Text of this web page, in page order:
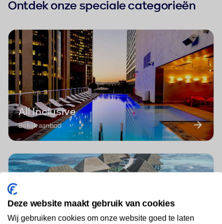
Ontdek onze speciale categorieën
All Inclusive
Bekijk aanbod
Deze website maakt gebruik van cookies
Wij gebruiken cookies om onze website goed te laten